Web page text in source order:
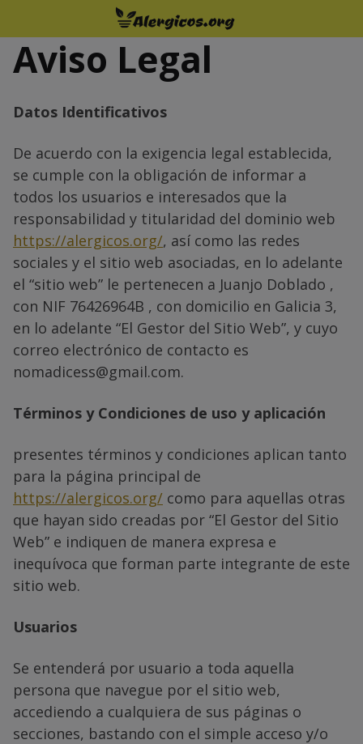
contenido
Aviso Legal
Datos Identificativos
De acuerdo con la exigencia legal establecida,
se cumple con la obligación de informar a
todos los usuarios e interesados que la
responsabilidad y titularidad del dominio web
https://alergicos.org/, así como las redes
sociales y el sitio web asociadas, en lo adelante
el “sitio web” le pertenecen a Juanjo Doblado ,
con NIF 76426964B , con domicilio en Galicia 3,
en lo adelante “El Gestor del Sitio Web”, y cuyo
correo electrónico de contacto es
nomadicess@gmail.com.
Términos y Condiciones de uso y aplicación
presentes términos y condiciones aplican tanto
para la página principal de
https://alergicos.org/ como para aquellas otras
que hayan sido creadas por “El Gestor del Sitio
Web” e indiquen de manera expresa e
inequívoca que forman parte integrante de este
sitio web.
Usuarios
Se entenderá por usuario a toda aquella
persona que navegue por el sitio web,
accediendo a cualquiera de sus páginas o
secciones, bastando con el simple acceso y/o